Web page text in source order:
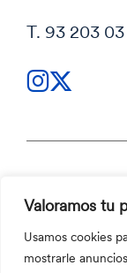
Valoramos tu
Usamos cookies
mostrarle
T. 93 203
Política de
Código ético
Política de
Código ético